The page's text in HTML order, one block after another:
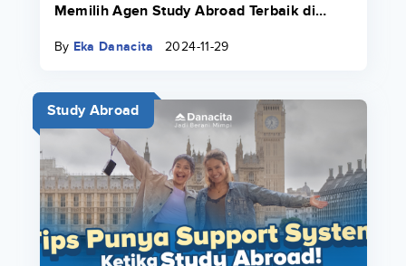
Memilih Agen Study Abroad Terbaik di
By Eka Danacita 2024-11-29
Study Abroad